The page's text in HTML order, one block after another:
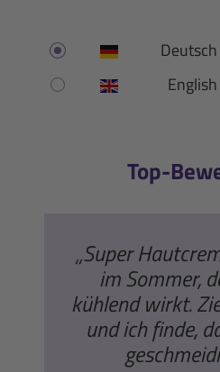
Deutsch
English
Top-
„Super
im Sommer,
kühlend wirkt.
und ich finde,